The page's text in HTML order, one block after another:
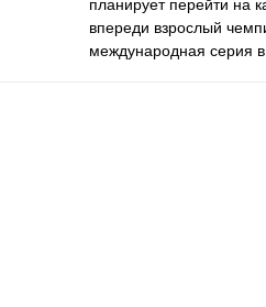
планирует перейти на
впереди взрослый
международная серия в